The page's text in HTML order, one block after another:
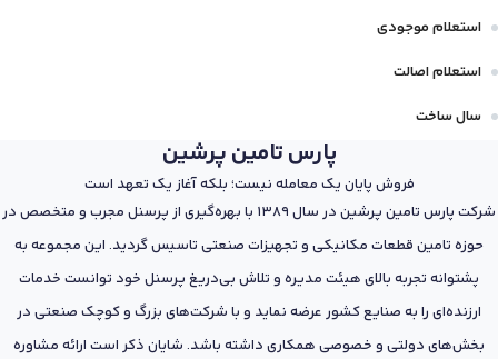
استعلام موجودی
استعلام اصالت
سال ساخت
پارس تامین پرشین
فروش پایان یک معامله نیست؛ بلکه آغاز یک تعهد است
شرکت پارس تامین پرشین در سال 1389 با بهره‌گیری از پرسنل مجرب و متخصص در
حوزه تامین قطعات مکانیکی و تجهیزات صنعتی تاسیس گردید. این مجموعه به
پشتوانه تجربه بالای هیئت مدیره و تلاش بی‌دریغ پرسنل خود توانست خدمات
ارزنده‌ای را به صنایع کشور عرضه نماید و با شرکت‌های بزرگ و کوچک صنعتی در
بخش‌های دولتی و خصوصی همکاری داشته باشد. شایان ذکر است ارائه مشاوره